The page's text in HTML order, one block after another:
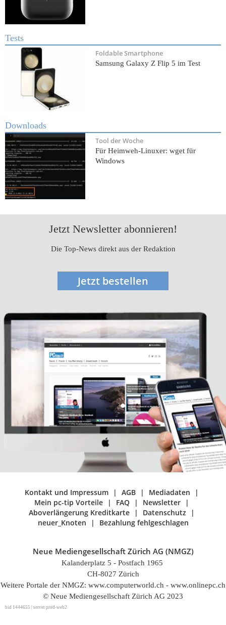
Tests
Foldable Smartphone
Samsung Galaxy Z Flip 5 im Test
Downloads
Tool der Woche
Für Heimweh-Linuxer: wget für
Windows
Jetzt Newsletter abonnieren!
Die Top-News direkt aus der Redaktion
Jetzt bestellen
Kontakt und Impressum AGB
Mediadaten
Mein pc-tip Vorteile
FAQ
Newsletter
Aboverlängerung Kreditkarte
Datenschutz
neuer_Knoten
Bezahlung fehlgeschlagen
Neue Mediengesellschaft Zürich AG (NMGZ)
Kalanderplatz 5 - Postfach 1965
CH-8027 Zürich
Weitere Portale der NMGZ: www.computerworld.ch - www.onlinepc.ch
© Neue Mediengesellschaft Zürich AG 2023
bid 1444655 | server prod-web2